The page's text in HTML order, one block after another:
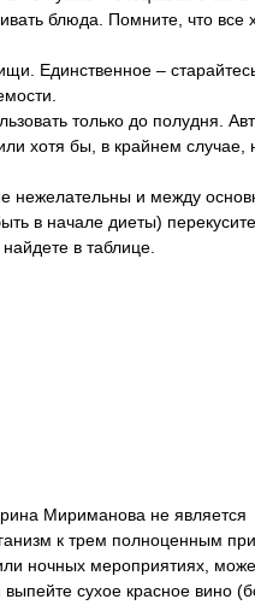
блюда. Помните, что все
Единственное –
только до полудня.
хотя бы, в крайнем случае,
нежелательны и между
в начале диеты) перекусите
в таблице.
Мириманова не является
к трем полноценным
ночных мероприятиях,
сухое красное вино